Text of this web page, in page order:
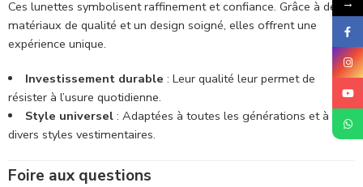
Ces lunettes symbolisent raffinement et confiance. Grâce à des
matériaux de qualité et un design soigné, elles offrent une
expérience unique.
Investissement durable : Leur qualité leur permet de
résister à l’usure quotidienne.
Style universel: Adaptées à toutes les générations et à
divers styles vestimentaires.
Foire aux questions
→